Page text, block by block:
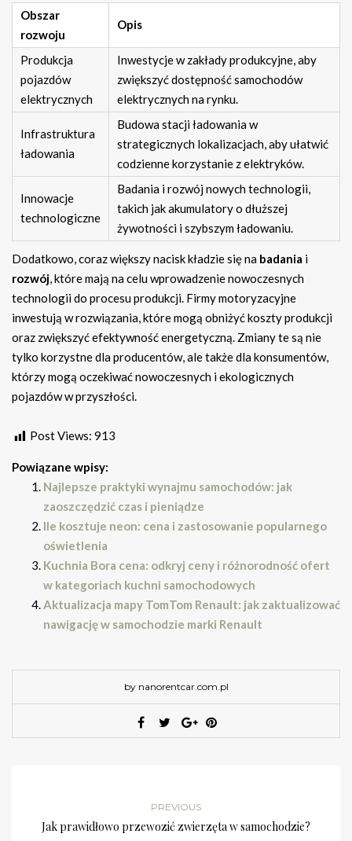
Obszar
rozwoju
Opis
Produkcja
pojazdów
elektrycznych
Inwestycje w zakłady produkcyjne, aby
zwiększyć dostępność samochodów
elektrycznych na rynku.
Infrastruktura
ładowania
Budowa stacji ładowania w
strategicznych lokalizacjach, aby ułatwić
codzienne korzystanie z elektryków.
Innowacje
technologiczne
Badania i rozwój nowych technologii,
takich jak akumulatory o dłuższej
żywotności i szybszym ładowaniu.
Dodatkowo, coraz większy nacisk kładzie się na badania i
rozwój, które mają na celu wprowadzenie nowoczesnych
technologii do procesu produkcji. Firmy motoryzacyjne
inwestują w rozwiązania, które mogą obniżyć koszty produkcji
oraz zwiększyć efektywność energetyczną. Zmiany te są nie
tylko korzystne dla producentów, ale także dla konsumentów,
którzy mogą oczekiwać nowoczesnych i ekologicznych
pojazdów w przyszłości.
Post Views: 913
Powiązane wpisy:
Najlepsze praktyki wynajmu samochodów: jak
zaoszczędzić czas i pieniądze
Ile kosztuje neon: cena i zastosowanie popularnego
oświetlenia
Kuchnia Bora cena: odkryj ceny i różnorodność ofert
w kategoriach kuchni samochodowych
Aktualizacja mapy TomTom Renault: jak zaktualizować
nawigację w samochodzie marki Renault
by nanorentcar.com.pl
PREVIOUS
Jak prawidłowo przewozić zwierzęta w samochodzie?